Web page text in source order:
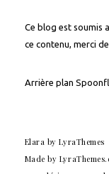
Ce blog est soumis
ce contenu, merci
Arrière plan
Elara by LyraThemes
Made by